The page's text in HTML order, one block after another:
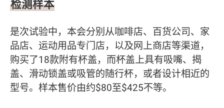
检测样本
是次试验中，本会分别从咖啡店、百货公司、家
品店、运动用品专门店，以及网上商店等渠道，
购买了18款附有杯盖，而杯盖上具有吸嘴、揭
盖、滑动锁盖或吸管的随行杯，或者设计相近的
型号。样本售价由约$80至$425不等。